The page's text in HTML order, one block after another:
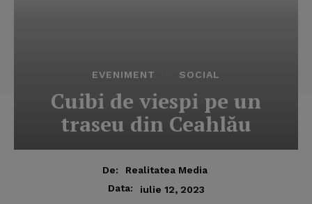
EVENIMENT SOCIAL
Cuibi de viespi pe un
traseu din Ceahlău
De:
Realitatea Media
Data:
iulie 12, 2023